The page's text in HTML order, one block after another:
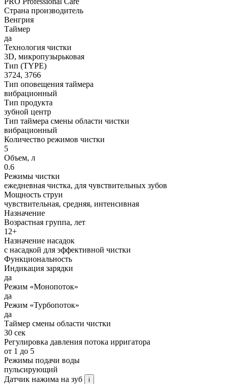
Страна производитель
Венгрия
Таймер
да
Технология чистки
3D, микропузырьковая
Тип (TYPE)
3724, 3766
Тип оповещения таймера
вибрационный
Тип продукта
зубной центр
Тип таймера смены области чистки
вибрационный
Количество режимов чистки
5
Объем, л
0.6
Режимы чистки
ежедневная чистка, для чувствительных зубов
Мощность струи
чувствительная, средняя, интенсивная
Назначение
Возрастная группа, лет
12+
Назначение насадок
с насадкой для эффективной чистки
Функциональность
Индикация зарядки
да
Режим «Монопоток»
да
Режим «Турбопоток»
да
Таймер смены области чистки
30 сек
Регулировка давления потока ирригатора
от 1 до 5
Режимы подачи воды
пульсирующий
Датчик нажима на зуб
i